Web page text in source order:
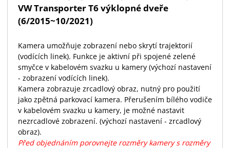
VW Transporter T6 výklopné dveře
(6/2015~10/2021)
Kamera umožňuje zobrazení nebo skrytí trajektorií
(vodících linek). Funkce je aktivní při spojené zelené
smyčce v kabelovém svazku u kamery (výchozí nastavení
- zobrazení vodících linek).
Kamera zobrazuje zrcadlový obraz, nutný pro použití
jako zpětná parkovací kamera. Přerušením bílého vodiče
v kabelovém svazku u kamery, je možné nastavit
nezrcadlové zobrazení. (výchozí nastavení - zrcadlový
obraz).
Před objednáním porovnejte rozměry kamery s rozměry